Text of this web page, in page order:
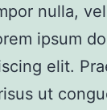
nulla,
ipsum
elit.
ut